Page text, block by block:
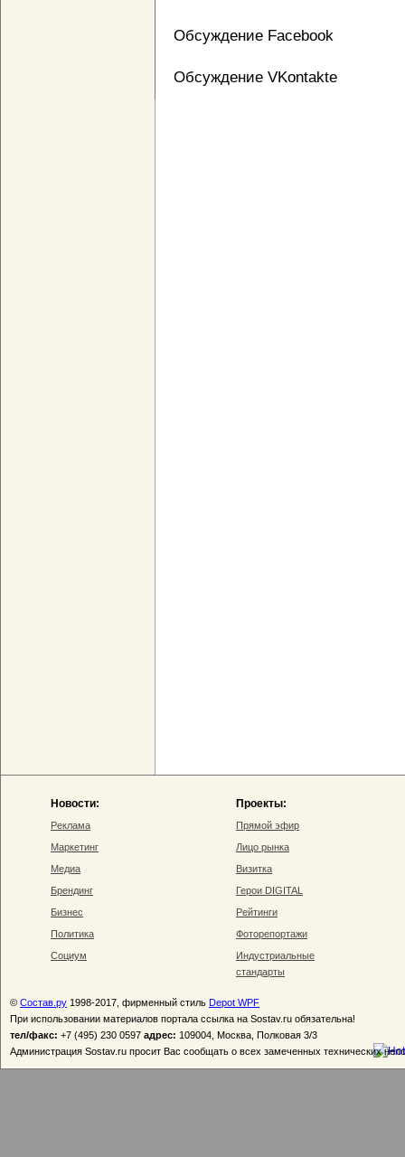
Обсуждение Facebook
Обсуждение VKontakte
Новости:
Реклама
Маркетинг
Медиа
Брендинг
Бизнес
Политика
Социум
Проекты:
Прямой эфир
Лицо рынка
Визитка
Герои DIGITAL
Рейтинги
Фоторепортажи
Индустриальные
стандарты
© Состав.ру 1998-2017, фирменный стиль Depot WPF
При использовании материалов портала ссылка на Sostav.ru обязательна!
тел/факс: +7 (495) 230 0597 адрес: 109004, Москва, Полковая 3/3
Администрация Sostav.ru просит Вас сообщать о всех замеченных технических